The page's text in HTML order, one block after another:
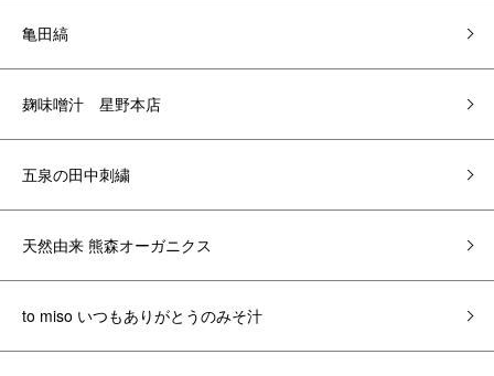
亀田縞
麹味噌汁 星野本店
五泉の田中刺繍
天然由来 熊森オーガニクス
to miso いつもありがとうのみそ汁